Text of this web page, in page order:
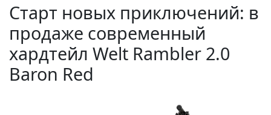
Старт новых приключений: в
продаже современный
хардтейл Welt Rambler 2.0
Baron Red